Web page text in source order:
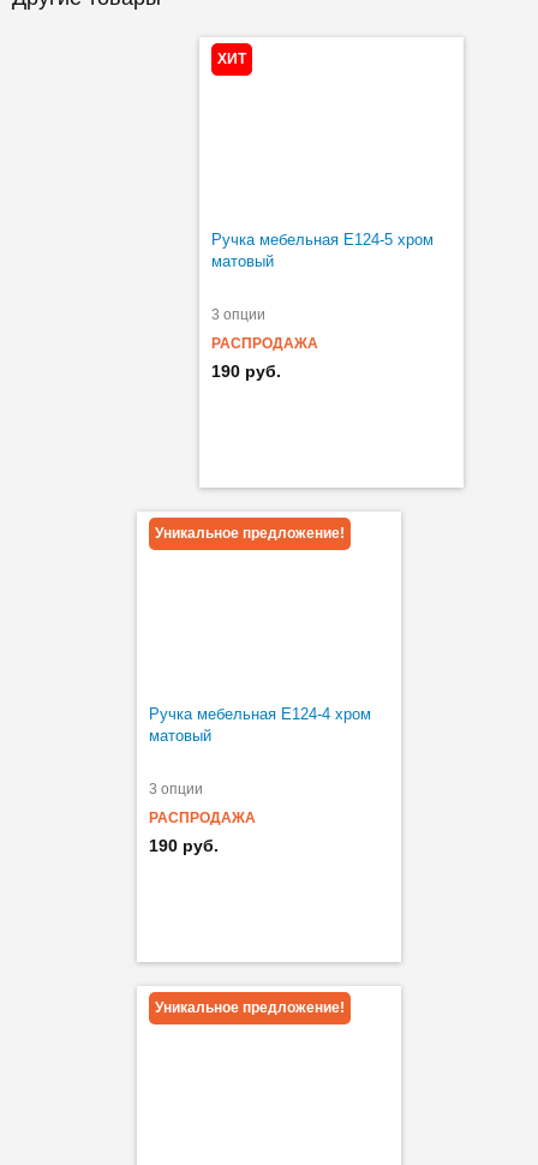
ХИТ
Ручка мебельная Е124-5 хром
матовый
3 опции
РАСПРОДАЖА
190 руб.
Уникальное предложение!
Ручка мебельная Е124-4 хром
матовый
3 опции
РАСПРОДАЖА
190 руб.
Уникальное предложение!